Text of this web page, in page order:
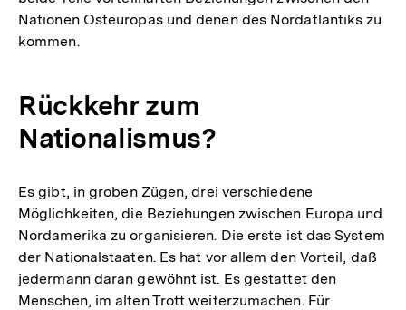
Nationen Osteuropas und denen des Nordatlantiks zu
kommen.
Rückkehr zum
Nationalismus?
Es gibt, in groben Zügen, drei verschiedene
Möglichkeiten, die Beziehungen zwischen Europa und
Nordamerika zu organisieren. Die erste ist das System
der Nationalstaaten. Es hat vor allem den Vorteil, daß
jedermann daran gewöhnt ist. Es gestattet den
Menschen, im alten Trott weiterzumachen. Für